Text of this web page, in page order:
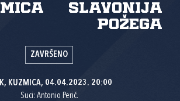
Slavonija
Požega
ZAVRŠENO
KUZMICA, 04.04.2023. 20:00
Suci: Antonio Perić.